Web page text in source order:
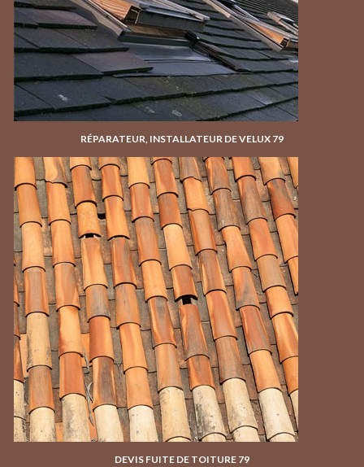
RÉPARATEUR, INSTALLATEUR DE VELUX 79
DEVIS FUITE DE TOITURE 79